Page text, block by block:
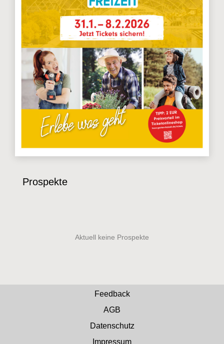
Prospekte
Feedback
AGB
Datenschutz
Impressum